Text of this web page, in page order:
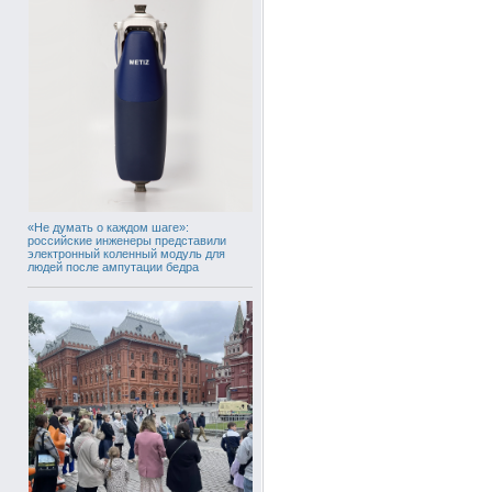
«Не думать о каждом шаге»:
российские инженеры представили
электронный коленный модуль для
людей после ампутации бедра